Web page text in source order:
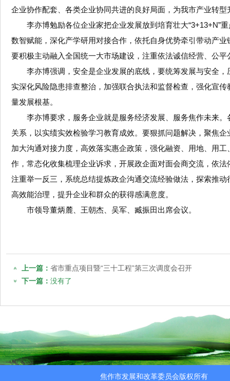
企业协作配套、各类企业协同共进的良好局面，为我市产业转
李亦博勉励各位企业家把企业发展放到培育壮大“3+13+N”
数智赋能，深化产学研用对接合作，依托自身优势牵引带动产
要积极主动融入全国统一大市场建设，注重依法诚信经营、公
李亦博强调，安全是企业发展的底线，要统筹发展与安全
实深化风险隐患排查整治，加强联合执法和监督检查，强化宣
量发展根基。
李亦博要求，服务企业就是服务经济发展、服务焦作未来
关系，以实绩实效检验学习教育成效。要狠抓问题解决，聚焦
加大沟通对接力度，高效落实惠企政策，强化融资、用地、用
作，常态化收集梳理企业诉求，开展政企面对面会商交流，依
注重举一反三，系统总结提炼政企沟通交流经验做法，探索推
高效能治理，提升企业和群众的获得感满意度。
市领导董炳麓、王朝杰、吴军、臧振田出席会议。
上一篇： 省市重点项目暨“三十工程”第三次调度会召开
下一篇： 没有了
焦作市发展和改革委员会版权所有